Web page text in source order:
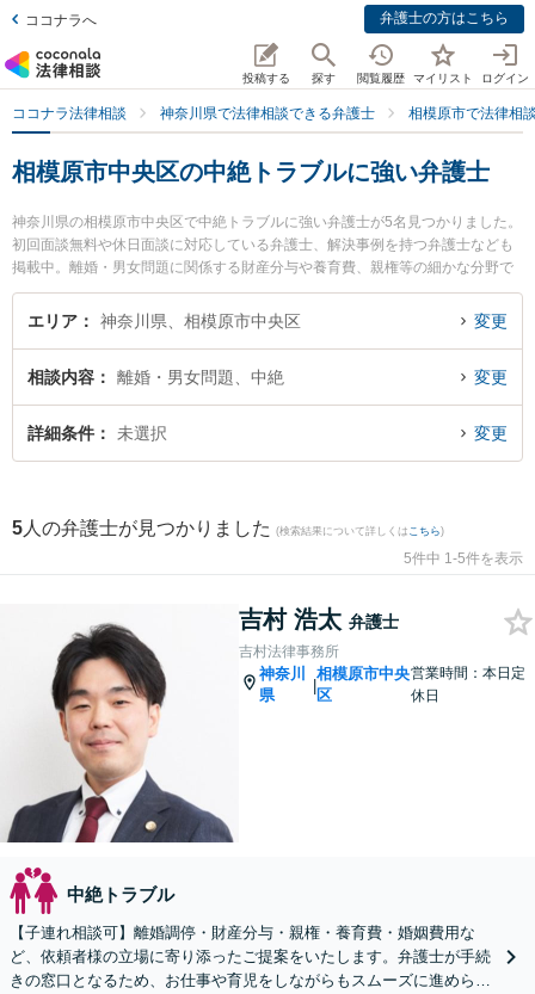
ココナラへ 弁護士の方はこちら
投稿する 探す 閲覧履歴 マイリスト ログイン
ココナラ法律相談 神奈川県で法律相談できる弁護士 相模原市で法律相
相模原市中央区の中絶トラブルに強い弁護士
神奈川県の相模原市中央区で中絶トラブルに強い弁護士が5名見つかりました。
初回面談無料や休日面談に対応している弁護士、解決事例を持つ弁護士なども
掲載中。離婚・男女問題に関係する財産分与や養育費、親権等の細かな分野で
の絞り込み検索もでき便利です。特に吉村法律事務所の吉村 浩太弁護士や虎ノ
門法律経済事務所 相模原支店の原田 裕也弁護士、アストルム法律事務所の若山
弁護士に相談したい』『中絶トラブルのトラブル解決の実績豊富な近くの弁護
士を検索したい』『初回相談無料で中絶トラブルを法律相談できる相模原市中
央区内の弁護士に相談予約したい』などでお困りの相談者さんにおすすめで
エリア 神奈川県、相模原市中央区 変更
相談内容 離婚・男女問題、中絶 変更
詳細条件 未選択 変更
5 人の弁護士が見つかりました (検索結果について詳しくは こちら)
5件中 1-5件を表示
吉村 浩太 弁護士
吉村法律事務所
神奈川
県
|
相模原市中央
区
営業時間：本日定
休日
中絶トラブル
【子連れ相談可】離婚調停・財産分与・親権・養育費・婚姻費用な
ど、依頼者様の立場に寄り添ったご提案をいたします。弁護士が手続
きの窓口となるため、お仕事や育児をしながらもスムーズに進められ